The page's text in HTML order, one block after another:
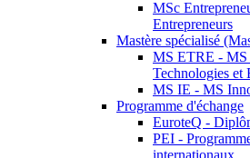
MSc
Entrepreneurs
Mastère spécialisé
MS ETRE - MS
Technologies et
MS IE - MS
Programme d'échange
EuroteQ -
PEI -
internationaux